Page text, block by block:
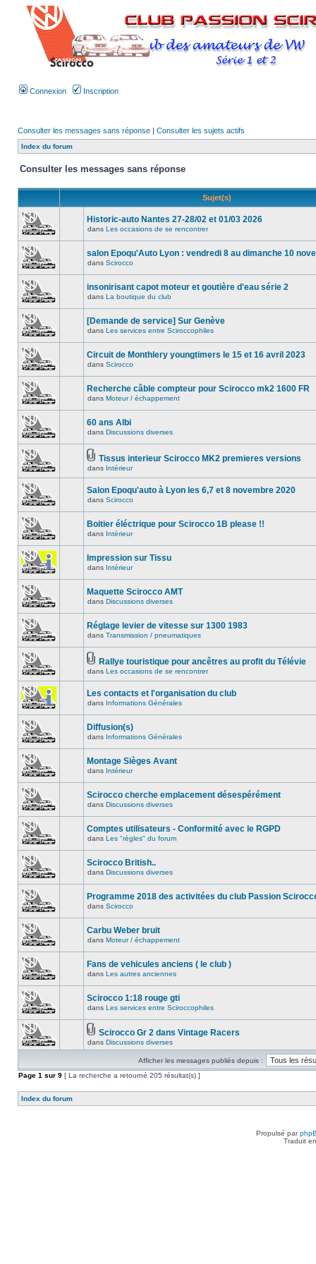
Connexion Inscription
Consulter les messages sans réponse | Consulter les sujets actifs
Index du forum
Consulter les messages sans réponse
Sujet(s)
Historic-auto Nantes 27-28/02 et 01/03 2026
dans Les occasions de se rencontrer
salon Epoqu'Auto Lyon : vendredi 8 au dimanche 10
dans Scirocco
insonirisant capot moteur et goutière d'eau série 2
dans La boutique du club
[Demande de service] Sur Genève
dans Les services entre Sciroccophiles
Circuit de Monthlery youngtimers le 15 et 16 avril 2023
dans Scirocco
Recherche câble compteur pour Scirocco mk2 1600 FR
dans Moteur / échappement
60 ans Albi
dans Discussions diverses
Tissus interieur Scirocco MK2 premieres versions
dans Intérieur
Salon Epoqu'auto à Lyon les 6,7 et 8 novembre 2020
dans Scirocco
Boitier éléctrique pour Scirocco 1B please !!
dans Intérieur
Impression sur Tissu
dans Intérieur
Maquette Scirocco AMT
dans Discussions diverses
Réglage levier de vitesse sur 1300 1983
dans Transmission / pneumatiques
Rallye touristique pour ancêtres au profit du Télévie
dans Les occasions de se rencontrer
Les contacts et l'organisation du club
dans Informations Générales
Diffusion(s)
dans Informations Générales
Montage Sièges Avant
dans Intérieur
Scirocco cherche emplacement désespérément
dans Discussions diverses
Comptes utilisateurs - Conformité avec le RGPD
dans Les "règles" du forum
Scirocco British..
dans Discussions diverses
Programme 2018 des activitées du club Passion
dans Scirocco
Carbu Weber bruit
dans Moteur / échappement
Fans de vehicules anciens ( le club )
dans Les autres anciennes
Scirocco 1:18 rouge gti
dans Les services entre Sciroccophiles
Scirocco Gr 2 dans Vintage Racers
dans Discussions diverses
Afficher les messages publiés depuis :
Page 1 sur 9 [ La recherche a retourné 205 résultat(s) ]
Index du forum
Propulsé par
Traduit